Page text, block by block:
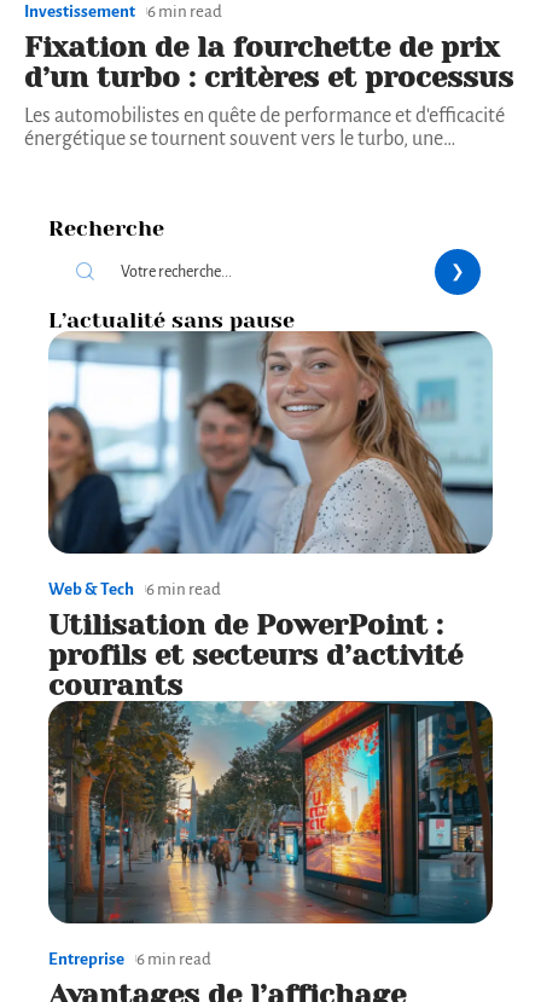
Investissement 6 min read
Fixation de la fourchette de prix
d’un turbo : critères et processus
Les automobilistes en quête de performance et d'efficacité
énergétique se tournent souvent vers le turbo, une…
Recherche
L’actualité sans pause
Web & Tech 6 min read
Utilisation de PowerPoint :
profils et secteurs d’activité
courants
Entreprise 6 min read
Avantages de l’affichage